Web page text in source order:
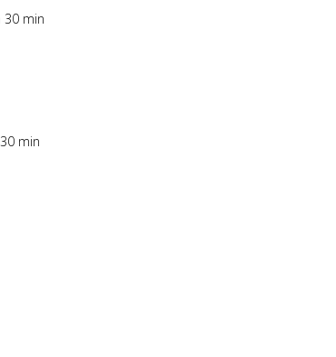
30 min
min